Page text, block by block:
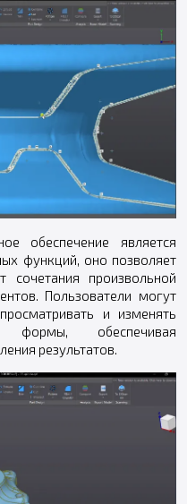
обеспечение является
функций, оно позволяет
сочетания произвольной
Пользователи могут
и изменять
формы, обеспечивая
результатов.